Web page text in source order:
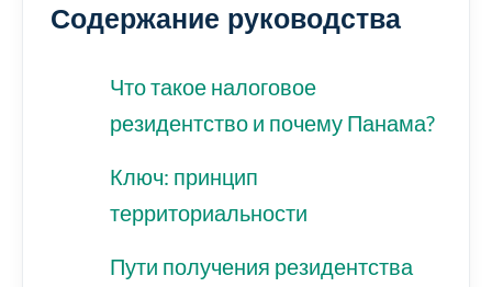
Содержание руководства
Что такое налоговое
резидентство и почему Панама?
Ключ: принцип
территориальности
Пути получения резидентства